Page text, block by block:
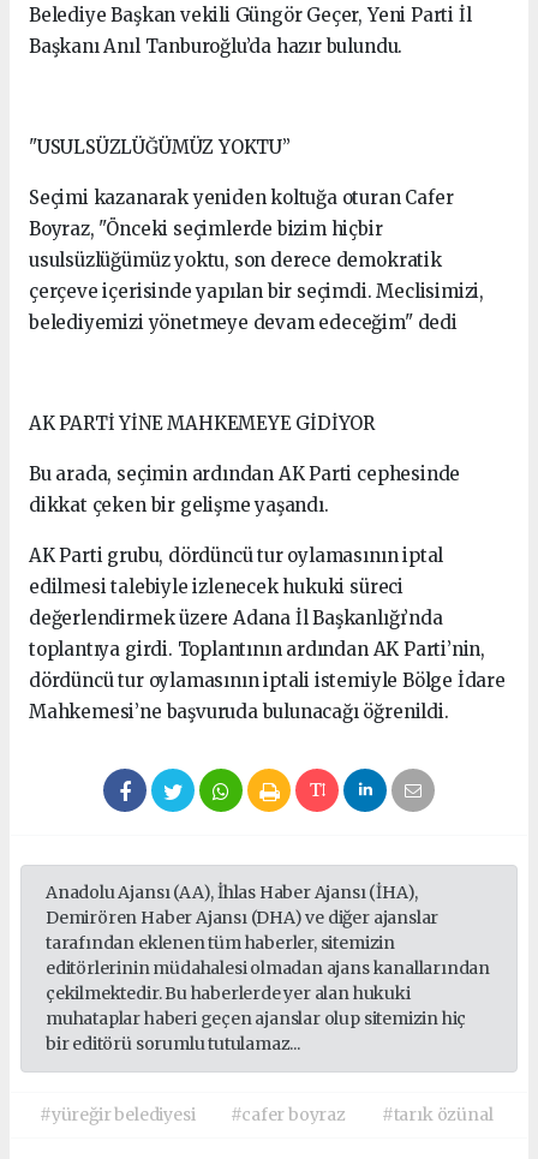
Belediye Başkan vekili Güngör Geçer, Yeni Parti İl
Başkanı Anıl Tanburoğlu’da hazır bulundu.
"USULSÜZLÜĞÜMÜZ YOKTU”
Seçimi kazanarak yeniden koltuğa oturan Cafer
Boyraz, "Önceki seçimlerde bizim hiçbir
usulsüzlüğümüz yoktu, son derece demokratik
çerçeve içerisinde yapılan bir seçimdi. Meclisimizi,
belediyemizi yönetmeye devam edeceğim" dedi
AK PARTİ YİNE MAHKEMEYE GİDİYOR
Bu arada, seçimin ardından AK Parti cephesinde
dikkat çeken bir gelişme yaşandı.
AK Parti grubu, dördüncü tur oylamasının iptal
edilmesi talebiyle izlenecek hukuki süreci
değerlendirmek üzere Adana İl Başkanlığı’nda
toplantıya girdi. Toplantının ardından AK Parti’nin,
dördüncü tur oylamasının iptali istemiyle Bölge İdare
Mahkemesi’ne başvuruda bulunacağı öğrenildi.
Anadolu Ajansı (AA), İhlas Haber Ajansı (İHA),
Demirören Haber Ajansı (DHA) ve diğer ajanslar
tarafından eklenen tüm haberler, sitemizin
editörlerinin müdahalesi olmadan ajans kanallarından
çekilmektedir. Bu haberlerde yer alan hukuki
muhataplar haberi geçen ajanslar olup sitemizin hiç
bir editörü sorumlu tutulamaz...
#yüreğir belediyesi #cafer boyraz #tarık özünal